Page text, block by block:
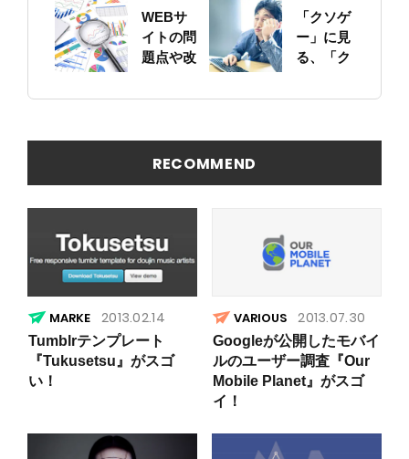
いて
のサイト
をちゃん
と確認し
WEBサ
イトの問
題点や改
トの概要
見つける
方法
「クソゲ
ー」に見
る、「ク
ト」の原
RECOMMEND
2013.02.14
Tumblrテンプレート
『Tukusetsu』がスゴ
い！
VARIOUS 2013.07.30
Googleが公開したモバイ
ルのユーザー調査『Our
Mobile Planet』がスゴ
イ！